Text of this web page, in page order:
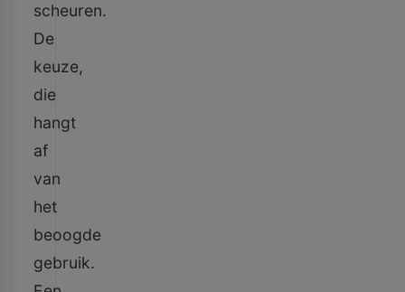
scheuren.
De
keuze,
die
hangt
af
van
het
beoogde
gebruik.